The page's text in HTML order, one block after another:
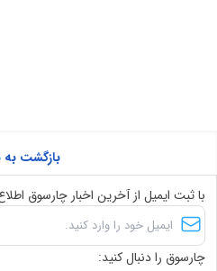
بازگشت به
با ثبت ایمیل از آخرین اخبار چارسوق
چارسوق را دنبال کنید: